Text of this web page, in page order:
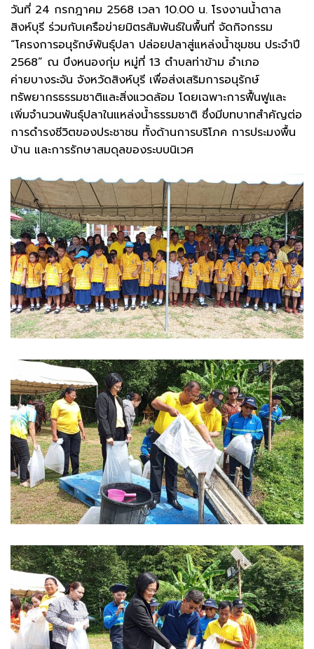
วันที่ 24 กรกฎาคม 2568 เวลา 10.00 น. โรงงานน้ำตาล
สิงห์บุรี ร่วมกับเครือข่ายมิตรสัมพันธ์ในพื้นที่ จัดกิจกรรม
“โครงการอนุรักษ์พันธุ์ปลา ปล่อยปลาสู่แหล่งน้ำชุมชน ประจำปี
2568” ณ บึงหนองกุ่ม หมู่ที่ 13 ตำบลท่าข้าม อำเภอ
ค่ายบางระจัน จังหวัดสิงห์บุรี เพื่อส่งเสริมการอนุรักษ์
ทรัพยากรธรรมชาติและสิ่งแวดล้อม โดยเฉพาะการฟื้นฟูและ
เพิ่มจำนวนพันธุ์ปลาในแหล่งน้ำธรรมชาติ ซึ่งมีบทบาทสำคัญต่อ
การดำรงชีวิตของประชาชน ทั้งด้านการบริโภค การประมงพื้น
บ้าน และการรักษาสมดุลของระบบนิเวศ